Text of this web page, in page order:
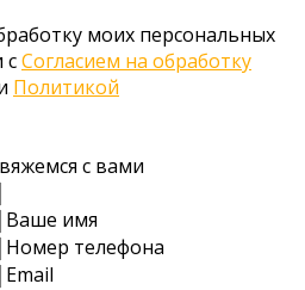
моих персональных
сСогласием на обработку
Политикой
с вами
Ваше имя
Номер телефона
Email